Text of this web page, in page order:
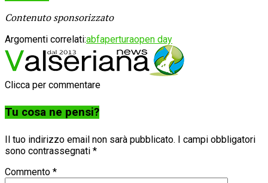
Contenuto sponsorizzato
Argomenti correlati:abfaperturaopen day
Clicca per commentare
Tu cosa ne pensi?
Il tuo indirizzo email non sarà pubblicato. I campi obbligatori
sono contrassegnati *
Commento *